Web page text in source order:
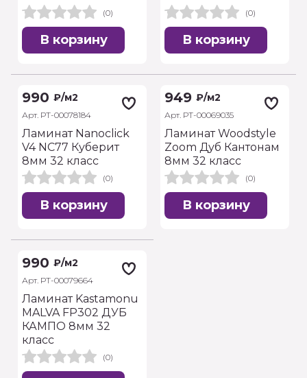
(0)
В корзину
(0)
В корзину
990 ₽/м2
Арт. РТ-00078184
Ламинат Nanoclick
V4 NC77 Куберит
8мм 32 класс
(0)
В корзину
949 ₽/м2
Арт. РТ-00069035
Ламинат Woodstyle
Zoom Дуб Кантонам
8мм 32 класс
(0)
В корзину
990 ₽/м2
Арт. РТ-00079664
Ламинат Kastamonu
MALVA FP302 ДУБ
КАМПО 8мм 32
класс
(0)